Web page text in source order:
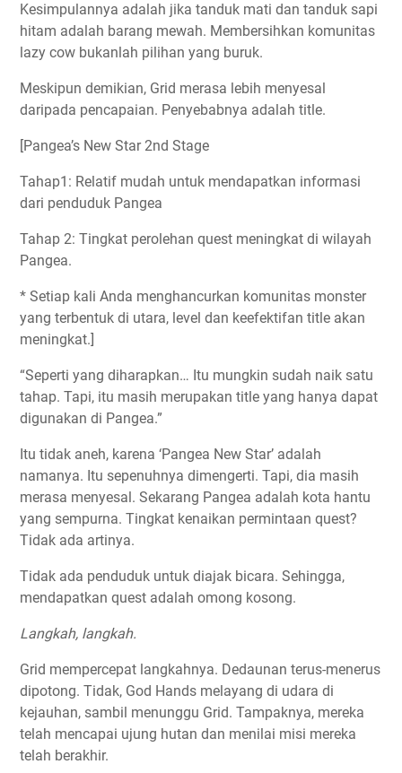
Kesimpulannya adalah jika tanduk mati dan tanduk sapi
hitam adalah barang mewah. Membersihkan komunitas
lazy cow bukanlah pilihan yang buruk.
Meskipun demikian, Grid merasa lebih menyesal
daripada pencapaian. Penyebabnya adalah title.
[Pangea’s New Star 2nd Stage
Tahap1: Relatif mudah untuk mendapatkan informasi
dari penduduk Pangea
Tahap 2: Tingkat perolehan quest meningkat di wilayah
Pangea.
* Setiap kali Anda menghancurkan komunitas monster
yang terbentuk di utara, level dan keefektifan title akan
meningkat.]
“Seperti yang diharapkan… Itu mungkin sudah naik satu
tahap. Tapi, itu masih merupakan title yang hanya dapat
digunakan di Pangea.”
Itu tidak aneh, karena ‘Pangea New Star’ adalah
namanya. Itu sepenuhnya dimengerti. Tapi, dia masih
merasa menyesal. Sekarang Pangea adalah kota hantu
yang sempurna. Tingkat kenaikan permintaan quest?
Tidak ada artinya.
Tidak ada penduduk untuk diajak bicara. Sehingga,
mendapatkan quest adalah omong kosong.
Langkah, langkah.
Grid mempercepat langkahnya. Dedaunan terus-menerus
dipotong. Tidak, God Hands melayang di udara di
kejauhan, sambil menunggu Grid. Tampaknya, mereka
telah mencapai ujung hutan dan menilai misi mereka
telah berakhir.